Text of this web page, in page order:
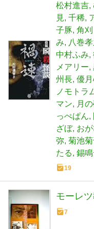
松村進吉
見 千稀
子豚 角
み
八巻孝
中村ふみ
メアリー
州長 優
ノモトラ
マン
月
っぺぱん
ざぼ お
弥 菊池
たる 錫
19
モーレ
7